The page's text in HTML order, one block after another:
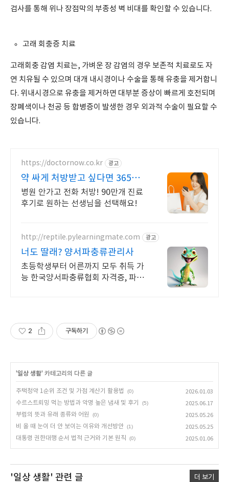
검사를 통해 위나 장점막의 부종성 벽 비대를 확인할 수 있습니다.
고래 회충증 치료
고래회충 감염 치료는, 가벼운 장 감염의 경우 보존적 치료로도 자
연 치유될 수 있으며 대개 내시경이나 수술을 통해 유충을 제거합니
다. 위내시경으로 유충을 제거하면 대부분 증상이 빠르게 호전되며
장폐색이나 천공 등 합병증이 발생한 경우 외과적 수술이 필요할 수
있습니다.
https://doctornow.co.kr 광고
약 싸게 처방받고 싶다면 365일
24시간 진료가능
병원 안가고 전화 처방! 90만개 진료
후기로 원하는 선생님을 선택해요!
http://reptile.pylearningmate.com 광고
너도 딸래? 양서파충류관리사
초등학생부터 어른까지 모두 취득 가
능 한국양서파충류협회 자격증, 파충
2 구독하기
'일상 생활' 카테고리의 다른 글
주택청약 1순위 조건 및 가점 계산기 활용법 (0)
2026.01.03
수르스트뢰밍 먹는 방법과 악명 높은 냄새 및 후기
(5)
2025.06.17
부럼의 뜻과 유래 종류와 어원
(0)
2025.05.26
비 올 때 눈이 더 안 보이는 이유와 개선방안 (1)
2025.05.25
대통령 권한대행 순서 법적 근거와 기본 원칙
(0) 2025.01.06
'일상 생활' 관련 글 더 보기